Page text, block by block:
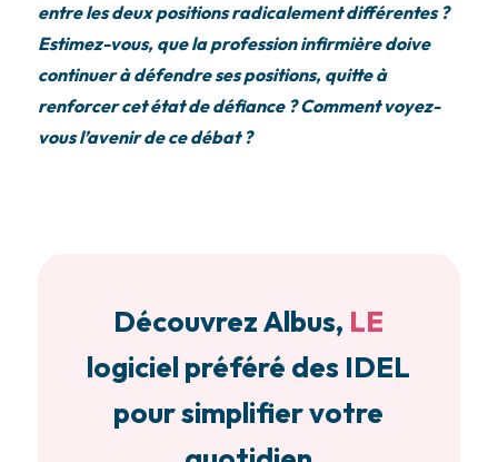
entre les deux positions radicalement différentes ?
Estimez-vous, que la profession infirmière doive
continuer à défendre ses positions, quitte à
renforcer cet état de défiance ? Comment voyez-
vous l’avenir de ce débat ?
Découvrez Albus, LE
logiciel préféré des IDEL
pour simplifier votre